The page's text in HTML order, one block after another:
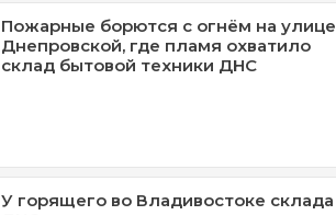
Пожарные борются с огнём на улице
Днепровской, где пламя охватило
склад бытовой техники ДНС
У горящего во Владивостоке склада